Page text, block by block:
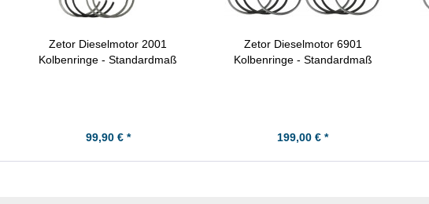
Zetor Dieselmotor 2001
Kolbenringe - Standardmaß
99,90 € *
Zetor Dieselmotor 6901
Kolbenringe - Standardmaß
199,00 € *